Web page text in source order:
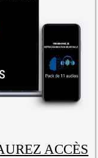
ACCÈS